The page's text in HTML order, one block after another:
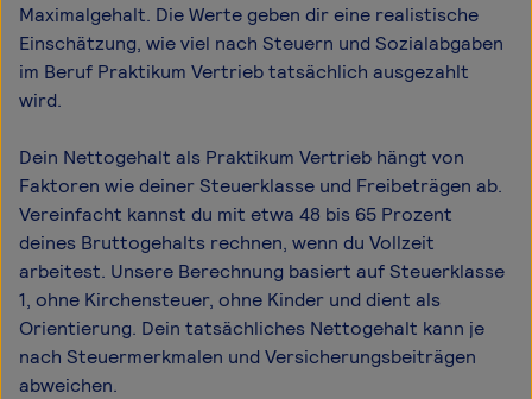
Maximal­gehalt. Die Werte geben dir eine realistische
Einschätzung, wie viel nach Steuern und Sozialabgaben
im Beruf Praktikum Vertrieb tatsächlich ausgezahlt
wird.
Dein Nettogehalt als Praktikum Vertrieb hängt von
Faktoren wie deiner Steuerklasse und Freibeträgen ab.
Vereinfacht kannst du mit etwa 48 bis 65 Prozent
deines Bruttogehalts rechnen, wenn du Vollzeit
arbeitest. Unsere Berechnung basiert auf Steuerklasse
1, ohne Kirchensteuer, ohne Kinder und dient als
Orientierung. Dein tatsächliches Nettogehalt kann je
nach Steuermerkmalen und Versicherungsbeiträgen
abweichen.